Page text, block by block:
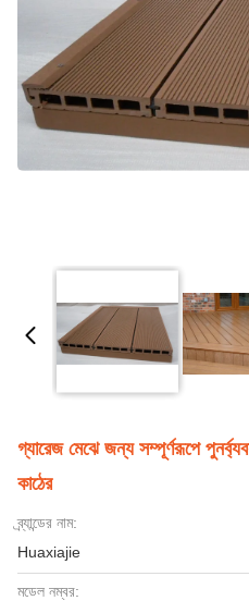
গ্যারেজ মেঝে জন্য সম্পূর্ণরূপে
কাঠের
ব্র্যান্ডের নাম:
Huaxiajie
মডেল নম্বর: